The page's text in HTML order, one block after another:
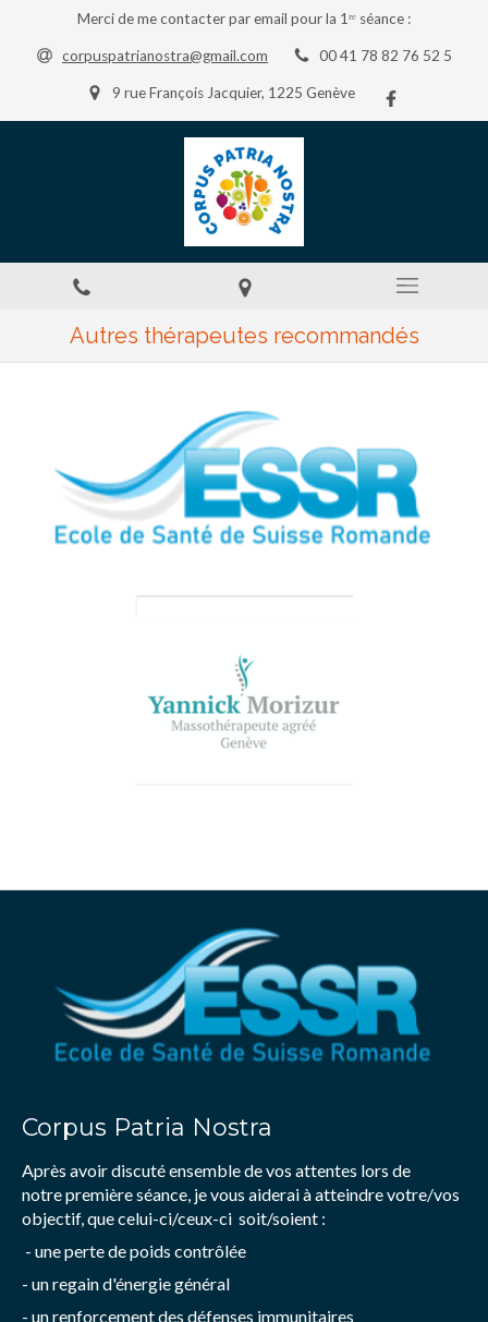
Merci de me contacter par email pour la 1ʳᵉ séance :
corpuspatrianostra@gmail.com 00 41 78 82 76 52 5
9 rue François Jacquier, 1225 Genève
Autres thérapeutes recommandés
Corpus Patria Nostra
Après avoir discuté ensemble de vos attentes lors de
notre première séance, je vous aiderai à atteindre votre/vos
objectif, que celui-ci/ceux-ci soit/soient :
- une perte de poids contrôlée
- un regain d'énergie général
- un renforcement des défenses immunitaires